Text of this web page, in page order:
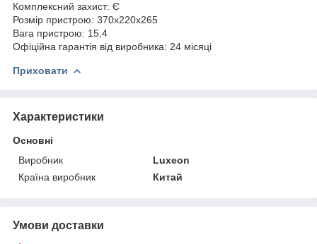
Комплексний захист: Є
Розмір пристрою: 370х220х265
Вага пристрою: 15,4
Офіційна гарантія від виробника: 24 місяці
Приховати
Характеристики
Основні
Виробник
Luxeon
Країна виробник
Китай
Умови доставки